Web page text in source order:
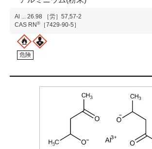
Al ... 26.98
［労］57,57-2
CAS RN ® ［7429-90-5］
危険